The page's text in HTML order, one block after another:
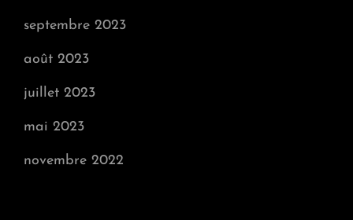
septembre 2023
août 2023
juillet 2023
mai 2023
novembre 2022